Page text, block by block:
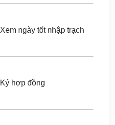
Xem ngày tốt nhập trạch
Ký hợp đồng